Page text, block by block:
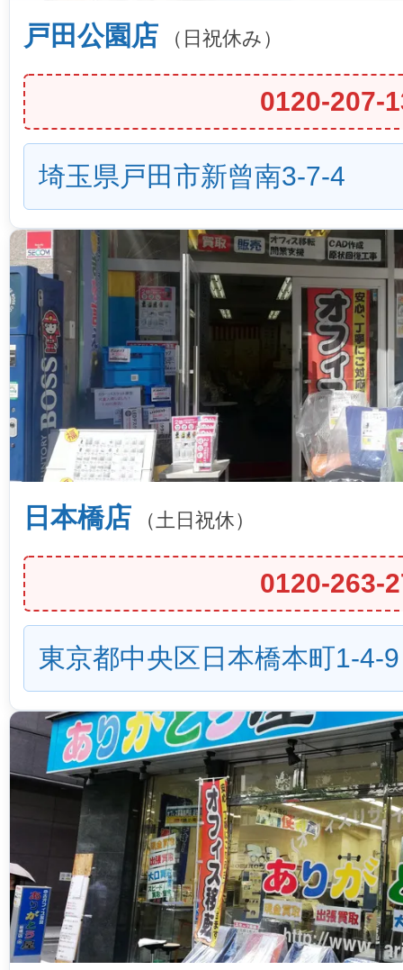
戸田公園店 （日祝休み）
0120-207-
埼玉県戸田市新曾南3-7-4
日本橋店 （土日祝休）
0120-263-
東京都中央区日本橋本町1-4-9